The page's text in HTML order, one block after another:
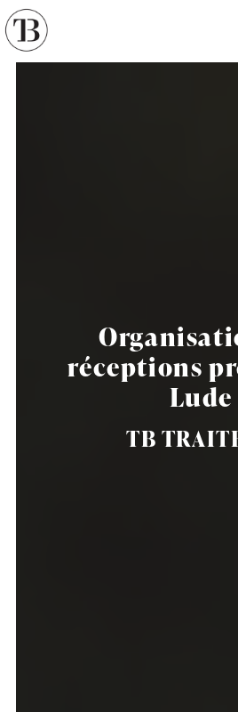
réceptions
Lude
TB
Panneau de gestion des cookies